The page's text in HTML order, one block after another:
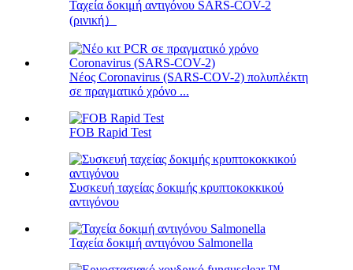
Ταχεία δοκιμή αντιγόνου SARS-COV-2
(ρινική）
Νέος Coronavirus (SARS-COV-2) πολυπλέκτη
σε πραγματικό χρόνο ...
FOB Rapid Test
Συσκευή ταχείας δοκιμής κρυπτοκοκκικού
αντιγόνου
Ταχεία δοκιμή αντιγόνου Salmonella